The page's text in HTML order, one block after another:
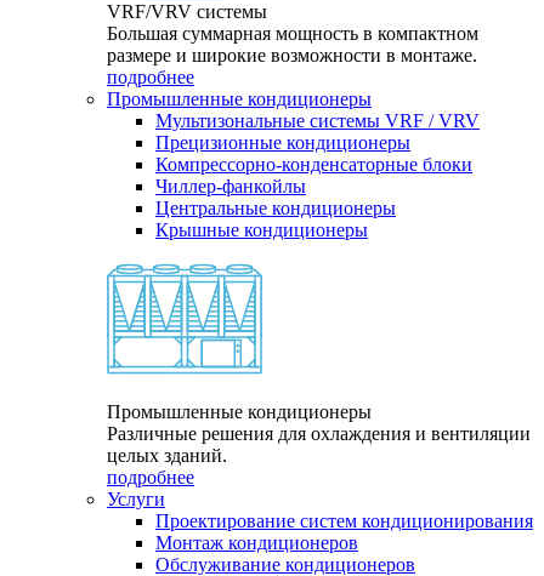
VRF/VRV системы
Большая суммарная мощность в компактном
размере и широкие возможности в монтаже.
подробнее
Промышленные кондиционеры
Мультизональные системы VRF / VRV
Прецизионные кондиционеры
Компрессорно-конденсаторные блоки
Чиллер-фанкойлы
Центральные кондиционеры
Крышные кондиционеры
Промышленные кондиционеры
Различные решения для охлаждения и вентиляции
целых зданий.
подробнее
Услуги
Проектирование систем кондиционирования
Монтаж кондиционеров
Обслуживание кондиционеров